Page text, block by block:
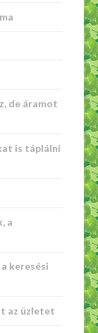
de áramot
is táplálni
a
keresési
az üzletet